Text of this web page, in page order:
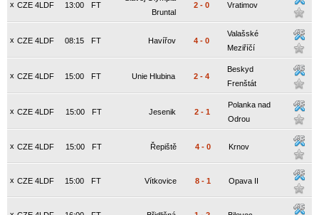
x CZE 4LDF FT
13:00
Bruntal
2 - 0 Vratimov
x CZE 4LDF FT
08:15 Havířov 4 - 0
Valašské
Meziříčí
x CZE 4LDF FT
15:00 Unie Hlubina 2 - 4
Beskyd
Frenštát
x CZE 4LDF FT
15:00 Jesenik 2 - 1
Polanka nad
Odrou
x CZE 4LDF FT
15:00 Řepiště 4 - 0 Krnov
x CZE 4LDF FT
15:00 Vítkovice 8 - 1 Opava II